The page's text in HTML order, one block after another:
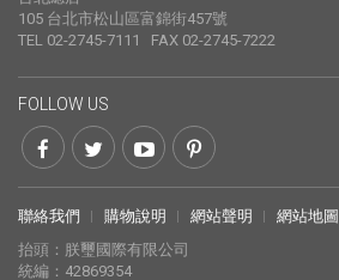
105 台北市松山區富錦街457號
TEL 02-2745-7111 FAX 02-2745-7222
FOLLOW US
聯絡我們 購物說明 網站聲明
網站地圖
抬頭：朕璽國際有限公司
統編：42869354